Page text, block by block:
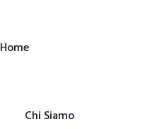
Home
Chi Siamo